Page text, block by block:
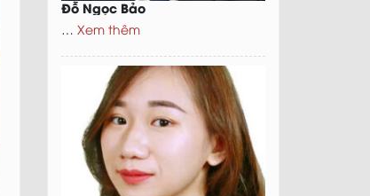
Đỗ Ngọc Bảo
… Xem thêm